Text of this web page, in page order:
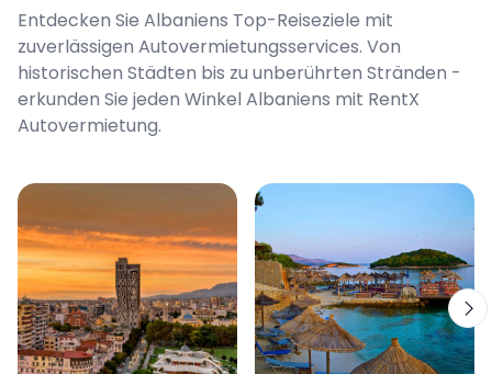
Entdecken Sie Albaniens Top-Reiseziele mit
zuverlässigen Autovermietungsservices. Von
historischen Städten bis zu unberührten Stränden -
erkunden Sie jeden Winkel Albaniens mit RentX
Autovermietung.